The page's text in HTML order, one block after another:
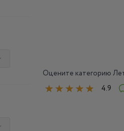
Оцените категорию
4.9